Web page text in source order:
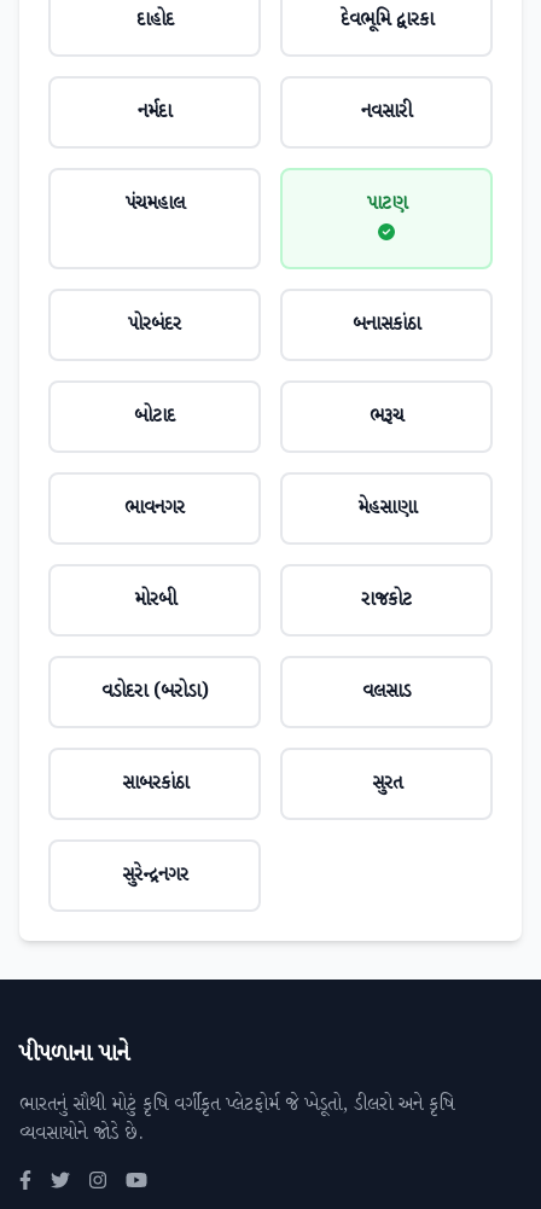
દાહોદ દેવભૂમિ દ્વારકા
નર્મદા નવસારી
પંચમહાલ પાટણ
પોરબંદર બનાસકાંઠા
બોટાદ ભરૂચ
ભાવનગર મેહસાણા
મોરબી રાજકોટ
વડોદરા (બરોડા) વલસાડ
સાબરકાંઠા સુરત
સુરેન્દ્રનગર
પીપળાના પાને
ભારતનું સૌથી મોટું કૃષિ વર્ગીકૃત પ્લેટફોર્મ જે ખેડૂતો, ડીલરો અને કૃષિ
વ્યવસાયોને જોડે છે.